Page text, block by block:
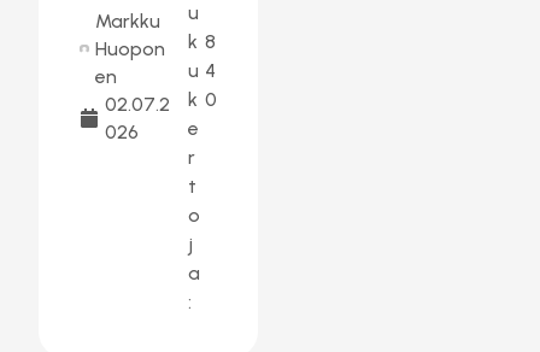
Markku
Huopon
en
02.07.2
026
u
k
u
k
e
r
t
o
j
a
:
8
4
0